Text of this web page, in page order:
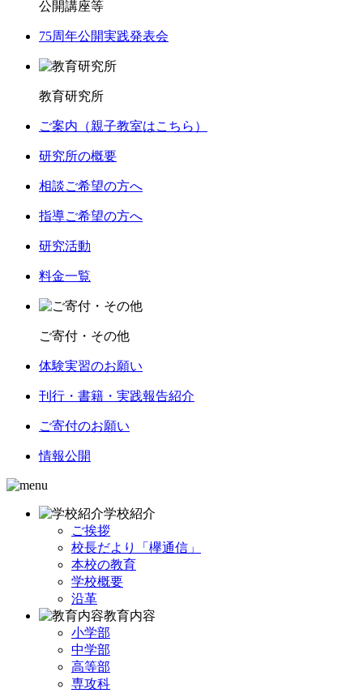
公開講座等
75周年公開実践発表会
教育研究所
ご案内（親子教室はこちら）
研究所の概要
相談ご希望の方へ
指導ご希望の方へ
研究活動
料金一覧
ご寄付・その他
体験実習のお願い
刊行・書籍・実践報告紹介
ご寄付のお願い
情報公開
学校紹介
ご挨拶
校長だより「欅通信」
本校の教育
学校概要
沿革
教育内容
小学部
中学部
高等部
専攻科